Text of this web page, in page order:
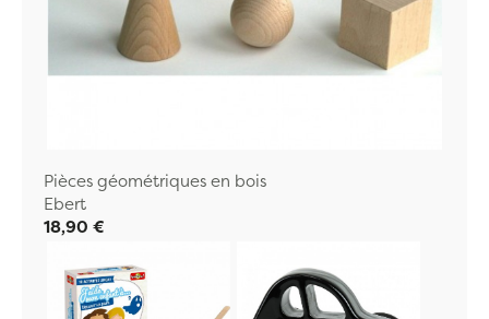
Pièces géométriques en bois
Ebert
18,90 €